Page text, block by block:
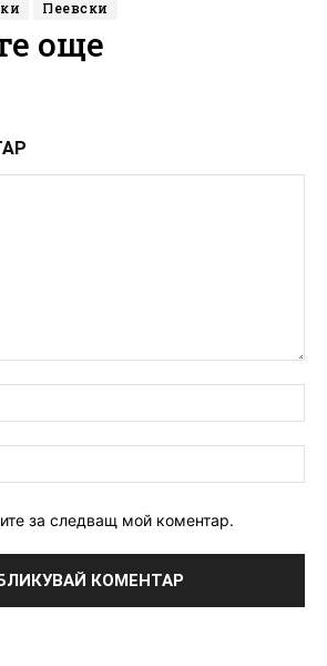
Пеевски
още
за следващ мой коментар.